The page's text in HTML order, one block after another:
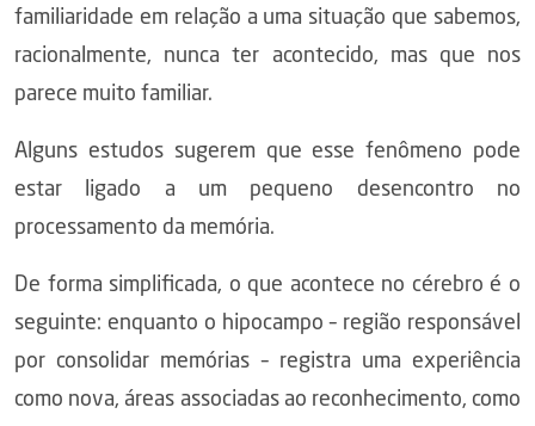
familiaridade em relação a uma situação que sabemos,
racionalmente, nunca ter acontecido, mas que nos
parece muito familiar.
Alguns estudos sugerem que esse fenômeno pode
estar ligado a um pequeno desencontro no
processamento da memória.
De forma simplificada, o que acontece no cérebro é o
seguinte: enquanto o hipocampo – região responsável
por consolidar memórias – registra uma experiência
como nova, áreas associadas ao reconhecimento, como